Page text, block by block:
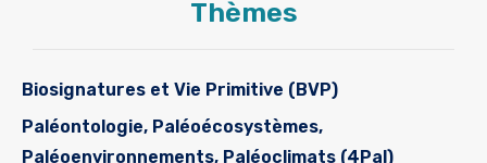
Thèmes
Biosignatures et Vie Primitive (BVP)
Paléontologie, Paléoécosystèmes,
Paléoenvironnements, Paléoclimats (4Pal)